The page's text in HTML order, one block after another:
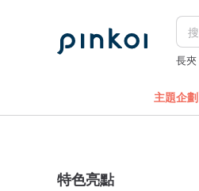
長夾
主題企劃
特色亮點